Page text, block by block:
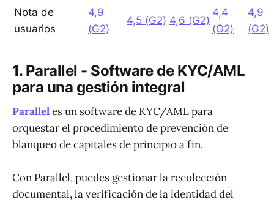
Nota de
usuarios
4,9
(G2)
4,5 (G2) 4,6 (G2)
4,4
(G2)
4,9
(G2)
1. Parallel - Software de KYC/AML
para una gestión integral
Paralleles un software de KYC/AML para
orquestar el procedimiento de prevención de
blanqueo de capitales de principio a fin.
Con Parallel, puedes gestionar la recolección
documental, la verificación de la identidad del